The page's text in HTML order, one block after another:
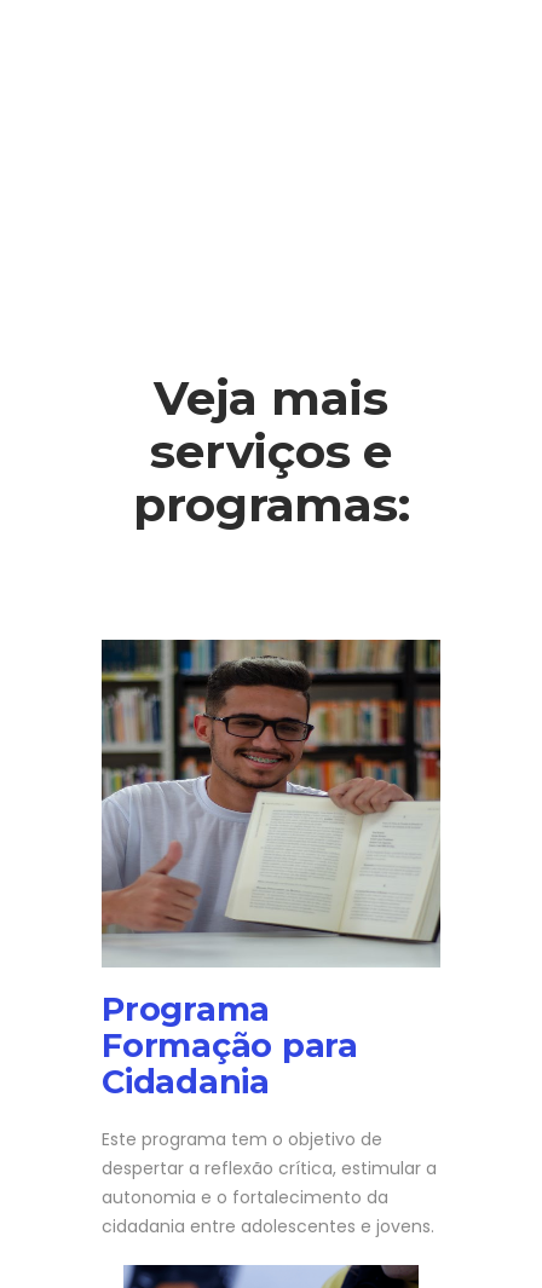
Veja mais
serviços e
programas:
Programa
Formação para
Cidadania
Este programa tem o objetivo de
despertar a reflexão crítica, estimular a
autonomia e o fortalecimento da
cidadania entre adolescentes e jovens.